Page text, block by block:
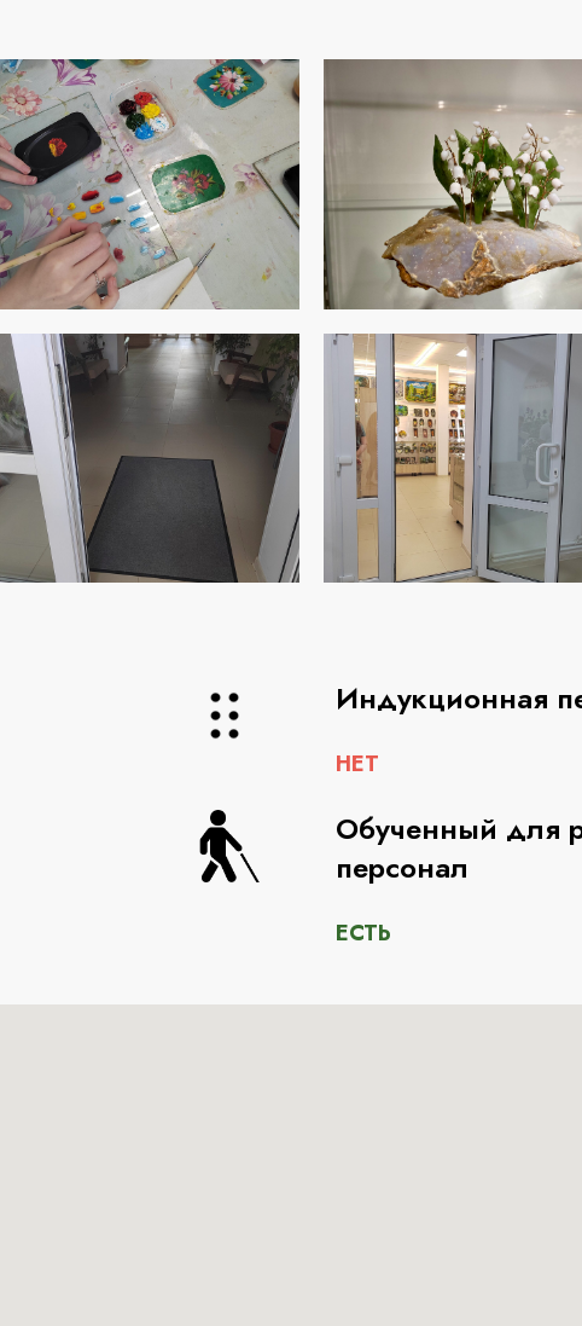
Индукционная
НЕТ
Обученный для
персонал
ЕСТЬ